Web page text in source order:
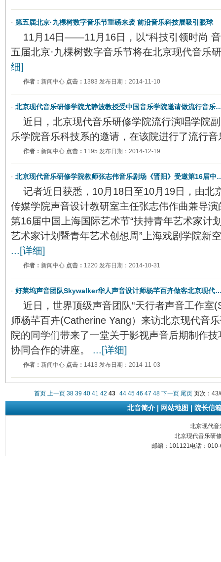
· 第五届北京·九棵树数字音乐节重磅来袭 前沿音乐科技展吸引眼球
11月14日——11月16日，以“科技引领时尚
五届北京·九棵树数字音乐节将在北京现代音乐
细]
作者： 新闻中心 点击： 1383 发布日期：2014-11-10
· 北京现代音乐研修学院尤静波教授受中国音乐学院邀请做流行音乐
近日，北京现代音乐研修学院流行演唱学院
乐学院音乐科技系的邀请，在该院进行了流行
作者： 新闻中心 点击： 1195 发布日期：2014-12-19
· 北京现代音乐研修学院教师张志伟音乐剧场《晋阳》受邀第16届中
记者近日获悉，10月18日至10月19日，由北
传媒学院声音设计教研室主任张志伟作曲兼导
第16届中国上海国际艺术节“扶持青年艺术家计
艺术家计划暨青年艺术创想周”上海戏剧学院新
...[详细]
作者： 新闻中心 点击： 1220 发布日期：2014-10-31
· 好莱坞声音团队Skywalker华人声音设计师杨芊百卉做客北京现代
近日，世界顶级声音团队“天行者声音工作室
师杨芊百卉(Catherine Yang）来访北京现代音
院的同学们带来了一堂关于影视声音后期制作
协同合作的讲座。
...[详细]
作者： 新闻中心 点击： 1413 发布日期：2014-11-03
首页 上一页 38 39 40 41 42 43 44 45 46 47 48 下一页 尾页页次：43/
北音简介 | 网站地图 | 院长信
北京现代
北京现代音乐研
邮编：101121电话：